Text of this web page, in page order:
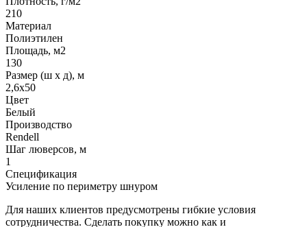
210
Материал
Полиэтилен
Площадь, м2
130
Размер (ш х д), м
2,6х50
Цвет
Белый
Производство
Rendell
Шаг люверсов, м
1
Спецификация
Усиление по периметру шнуром
Для наших клиентов предусмотрены гибкие условия
сотрудничества. Сделать покупку можно как и